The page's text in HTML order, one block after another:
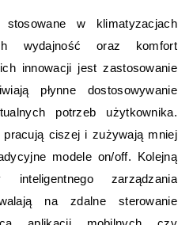
stosowane w klimatyzacjach
wydajność oraz komfort
innowacji jest zastosowanie
płynne dostosowywanie
potrzeb użytkownika.
ciszej i zużywają mniej
modele on/off. Kolejną
zarządzania
na zdalne sterowanie